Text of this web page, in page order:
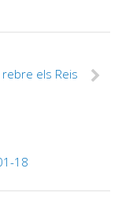
els Reis
18